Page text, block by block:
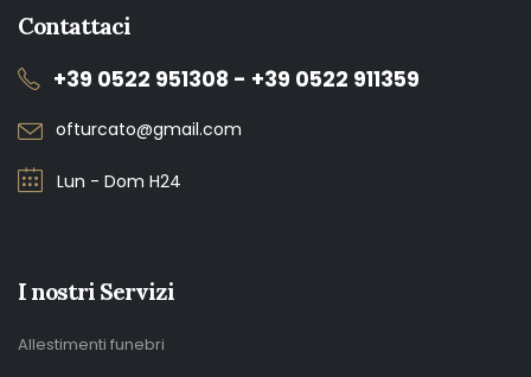
Contattaci
+39 0522 951308 - +39 0522 911359
ofturcato@gmail.com
Lun - Dom H24
I nostri Servizi
Allestimenti funebri